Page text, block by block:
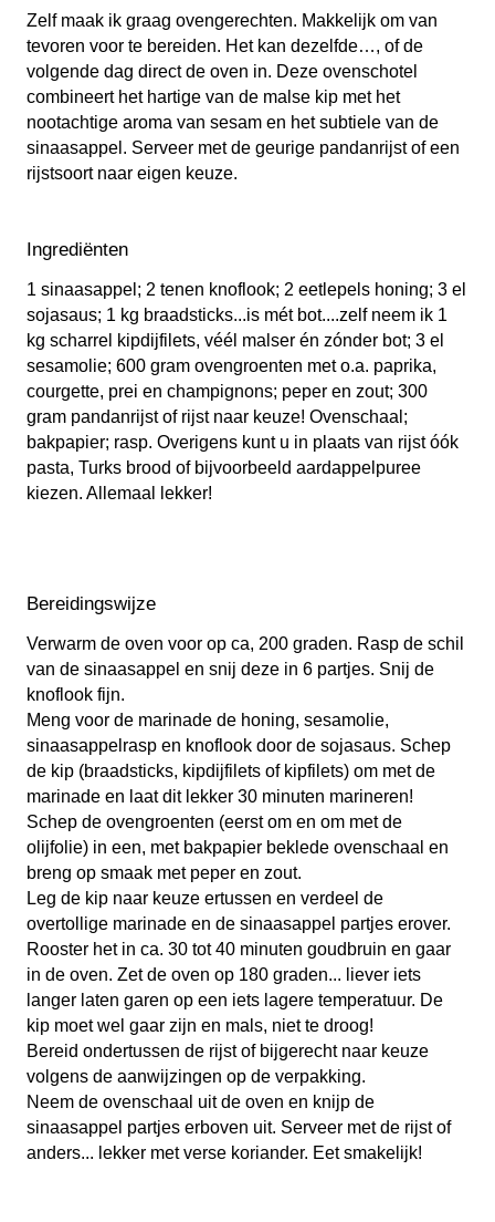
Zelf maak ik graag ovengerechten. Makkelijk om van
tevoren voor te bereiden. Het kan dezelfde…, of de
volgende dag direct de oven in. Deze ovenschotel
combineert het hartige van de malse kip met het
nootachtige aroma van sesam en het subtiele van de
sinaasappel. Serveer met de geurige pandanrijst of een
rijstsoort naar eigen keuze.
Ingrediënten
1 sinaasappel; 2 tenen knoflook; 2 eetlepels honing; 3 el
sojasaus; 1 kg braadsticks...is mét bot....zelf neem ik 1
kg scharrel kipdijfilets, véél malser én zónder bot; 3 el
sesamolie; 600 gram ovengroenten met o.a. paprika,
courgette, prei en champignons; peper en zout; 300
gram pandanrijst of rijst naar keuze! Ovenschaal;
bakpapier; rasp. Overigens kunt u in plaats van rijst óók
pasta, Turks brood of bijvoorbeeld aardappelpuree
kiezen. Allemaal lekker!
Bereidingswijze
Verwarm de oven voor op ca, 200 graden. Rasp de schil
van de sinaasappel en snij deze in 6 partjes. Snij de
knoflook fijn.
Meng voor de marinade de honing, sesamolie,
sinaasappelrasp en knoflook door de sojasaus. Schep
de kip (braadsticks, kipdijfilets of kipfilets) om met de
marinade en laat dit lekker 30 minuten marineren!
Schep de ovengroenten (eerst om en om met de
olijfolie) in een, met bakpapier beklede ovenschaal en
breng op smaak met peper en zout.
Leg de kip naar keuze ertussen en verdeel de
overtollige marinade en de sinaasappel partjes erover.
Rooster het in ca. 30 tot 40 minuten goudbruin en gaar
in de oven. Zet de oven op 180 graden... liever iets
langer laten garen op een iets lagere temperatuur. De
kip moet wel gaar zijn en mals, niet te droog!
Bereid ondertussen de rijst of bijgerecht naar keuze
volgens de aanwijzingen op de verpakking.
Neem de ovenschaal uit de oven en knijp de
sinaasappel partjes erboven uit. Serveer met de rijst of
anders... lekker met verse koriander. Eet smakelijk!